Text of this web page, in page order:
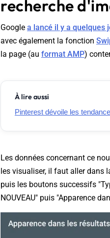
recherche
Google a lancé il y a quelques
avec également la fonction
la page (au format AMP)
À lire aussi
Pinterest dévoile les
Les données concernant ce
les visualiser, il faut aller dans
puis les boutons successifs
NOUVEAU" puis "Apparence